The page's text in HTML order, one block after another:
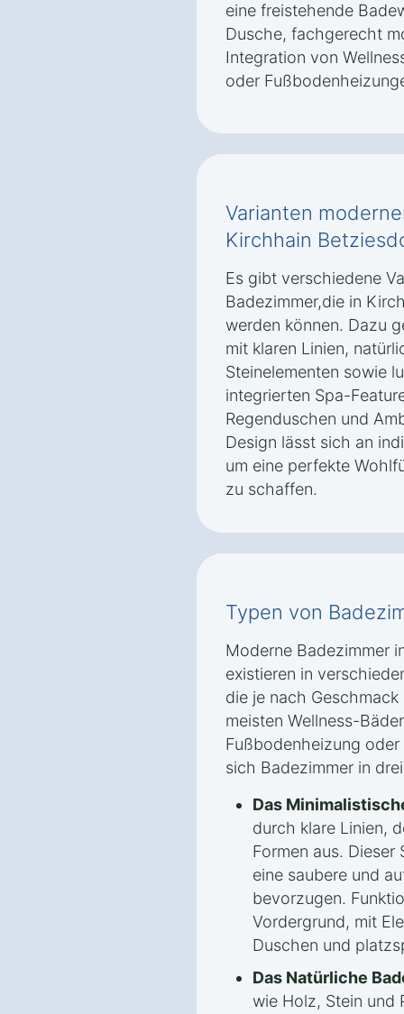
eine freistehende
Dusche, fachgerecht
Integration von
oder
Varianten
Kirchhain
Es gibt verschiedene
Badezimmer,die in
werden können. Dazu
mit klaren Linien,
Steinelementen sowie
integrierten Spa-
Regenduschen und
Design lässt sich an
um eine perfekte
zu schaffen.
Typen von
Moderne Badezimmer
existieren in
die je nach
meisten Wellness-
Fußbodenheizung oder
sich Badezimmer in
Das
durch klare Linien,
Formen aus.
eine saubere und
bevorzugen.
Vordergrund, mit
Duschen und
Das Natürliche
wie Holz, Stein und